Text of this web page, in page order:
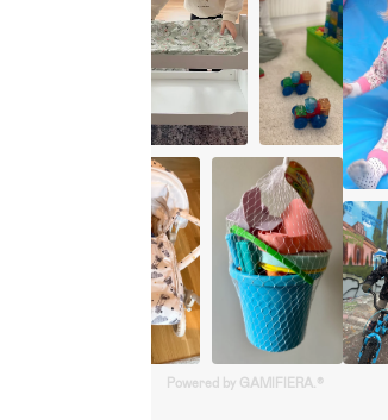
Powered by GAMIFIERA.®